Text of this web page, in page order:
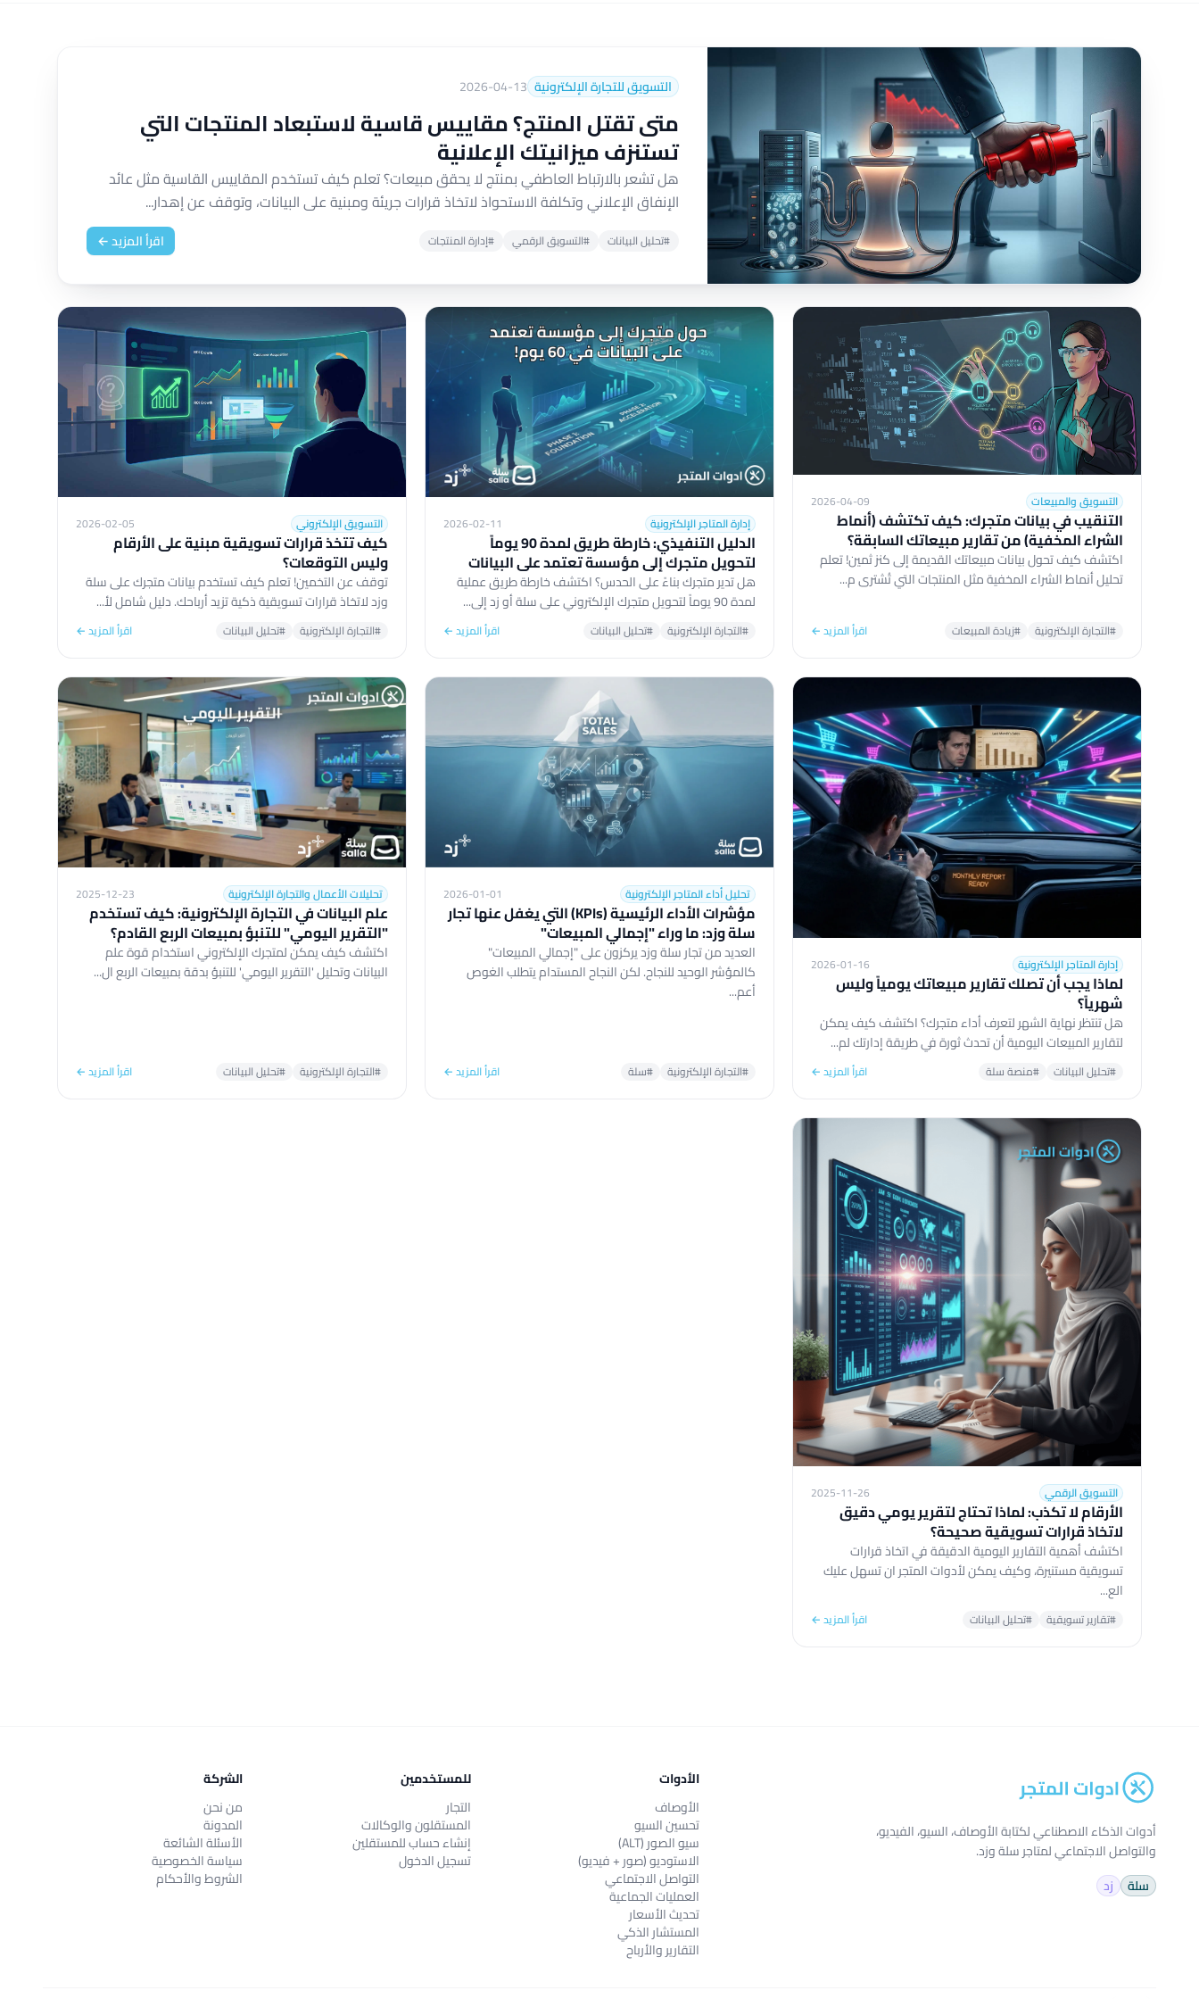
التسويق للتجارة الإلكترونية 2026-04-13
متى تقتل المنتج؟ مقاييس قاسية لاستبعاد المنتجات التي
تستنزف ميزانيتك الإعلانية
هل تشعر بالارتباط العاطفي بمنتج لا يحقق مبيعات؟ تعلم كيف تستخدم المقاييس القاسية مثل عائد
الإنفاق الإعلاني وتكلفة الاستحواذ لاتخاذ قرارات جريئة ومبنية على البيانات، وتوقف عن إهدار...
#تحليل البيانات #التسويق الرقمي #إدارة المنتجات اقرأ المزيد ←
التسويق والمبيعات 2026-04-09
التنقيب في بيانات متجرك: كيف تكتشف (أنماط
الشراء المخفية) من تقارير مبيعاتك السابقة؟
اكتشف كيف تحول بيانات مبيعاتك القديمة إلى كنز ثمين! تعلم
تحليل أنماط الشراء المخفية مثل المنتجات التي تُشترى م...
#التجارة الإلكترونية #زيادة المبيعات اقرأ المزيد ←
إدارة المتاجر الإلكترونية 2026-02-11
الدليل التنفيذي: خارطة طريق لمدة 90 يوماً
لتحويل متجرك إلى مؤسسة تعتمد على البيانات
هل تدير متجرك بناءً على الحدس؟ اكتشف خارطة طريق عملية
لمدة 90 يوماً لتحويل متجرك الإلكتروني على سلة أو زد إلى...
#التجارة الإلكترونية #تحليل البيانات اقرأ المزيد ←
التسويق الإلكتروني 2026-02-05
كيف تتخذ قرارات تسويقية مبنية على الأرقام
وليس التوقعات؟
توقف عن التخمين! تعلم كيف تستخدم بيانات متجرك على سلة
وزد لاتخاذ قرارات تسويقية ذكية تزيد أرباحك. دليل شامل لأ...
#التجارة الإلكترونية #تحليل البيانات اقرأ المزيد ←
إدارة المتاجر الإلكترونية 2026-01-16
لماذا يجب أن تصلك تقارير مبيعاتك يومياً وليس
شهرياً؟
هل تنتظر نهاية الشهر لتعرف أداء متجرك؟ اكتشف كيف يمكن
لتقارير المبيعات اليومية أن تحدث ثورة في طريقة إدارتك لم...
#تحليل البيانات #منصة سلة اقرأ المزيد ←
تحليل أداء المتاجر الإلكترونية 2026-01-01
مؤشرات الأداء الرئيسية (KPIs) التي يغفل عنها تجار
سلة وزد: ما وراء "إجمالي المبيعات"
العديد من تجار سلة وزد يركزون على "إجمالي المبيعات"
كالمؤشر الوحيد للنجاح. لكن النجاح المستدام يتطلب الغوص
أعم...
#التجارة الإلكترونية #سلة اقرأ المزيد ←
تحليلات الأعمال والتجارة الإلكترونية 2025-12-23
علم البيانات في التجارة الإلكترونية: كيف تستخدم
"التقرير اليومي" للتنبؤ بمبيعات الربع القادم؟
اكتشف كيف يمكن لمتجرك الإلكتروني استخدام قوة علم
البيانات وتحليل 'التقرير اليومي' للتنبؤ بدقة بمبيعات الربع ال...
#التجارة الإلكترونية #تحليل البيانات اقرأ المزيد ←
التسويق الرقمي 2025-11-26
الأرقام لا تكذب: لماذا تحتاج لتقرير يومي دقيق
لاتخاذ قرارات تسويقية صحيحة؟
اكتشف أهمية التقارير اليومية الدقيقة في اتخاذ قرارات
تسويقية مستنيرة، وكيف يمكن لأدوات المتجر ان تسهل عليك
الع...
#تقارير تسويقية #تحليل البيانات اقرأ المزيد ←
أدوات الذكاء الاصطناعي لكتابة الأوصاف، السيو، الفيديو،
والتواصل الاجتماعي لمتاجر سلة وزد.
سلة
زد
الأدوات
الأوصاف
تحسين السيو
سيو الصور (ALT)
الاستوديو (صور + فيديو)
التواصل الاجتماعي
العمليات الجماعية
تحديث الأسعار
المستشار الذكي
التقارير والأرباح
للمستخدمين
التجار
المستقلون والوكالات
إنشاء حساب للمستقلين
تسجيل الدخول
الشركة
من نحن
المدونة
الأسئلة الشائعة
سياسة الخصوصية
الشروط والأحكام